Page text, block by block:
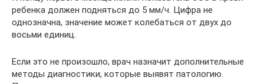
ребенка должен подняться до 5 мм/ч. Цифра не
однозначна, значение может колебаться от двух до
восьми единиц.
Если это не произошло, врач назначит дополнительные
методы диагностики, которые выявят патологию.